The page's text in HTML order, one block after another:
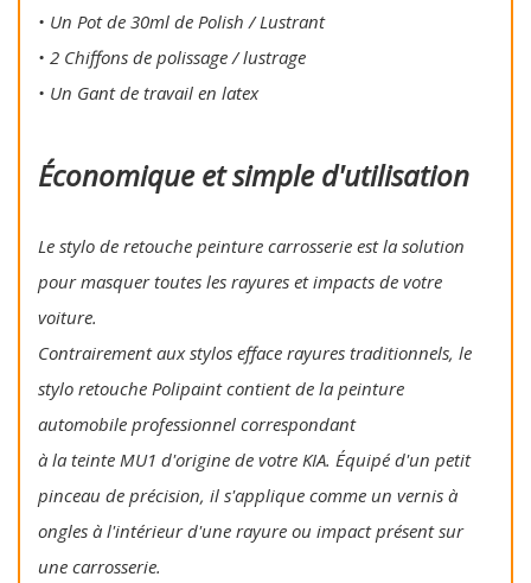
• Un Pot de 30ml de Polish / Lustrant
• 2 Chiffons de polissage / lustrage
• Un Gant de travail en latex
Économique et simple d'utilisation
Le stylo de retouche peinture carrosserie est la solution
pour masquer toutes les rayures et impacts de votre
voiture.
Contrairement aux stylos efface rayures traditionnels, le
stylo retouche Polipaint contient de la peinture
automobile professionnel correspondant
à la teinte MU1 d'origine de votre KIA. Équipé d'un petit
pinceau de précision, il s'applique comme un vernis à
ongles à l'intérieur d'une rayure ou impact présent sur
une carrosserie.